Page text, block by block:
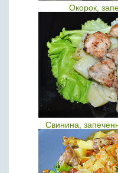
Окорок,
Свинина,